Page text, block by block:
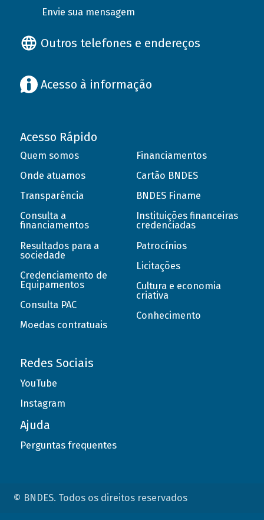
Envie sua mensagem
Outros telefones e endereços
Acesso à informação
Acesso Rápido
Quem somos
Onde atuamos
Transparência
Consulta a
financiamentos
Resultados para a
sociedade
Credenciamento de
Equipamentos
Consulta PAC
Moedas contratuais
Financiamentos
Cartão BNDES
BNDES Finame
Instituições financeiras
credenciadas
Patrocínios
Licitações
Cultura e economia
criativa
Conhecimento
Redes Sociais
YouTube
Instagram
Ajuda
Perguntas frequentes
© BNDES. Todos os direitos reservados